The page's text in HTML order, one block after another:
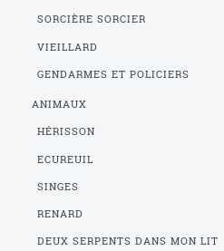
SORCIÈRE SORCIER
VIEILLARD
GENDARMES ET POLICIERS
ANIMAUX
HÉRISSON
ECUREUIL
SINGES
RENARD
DEUX SERPENTS DANS MON LIT